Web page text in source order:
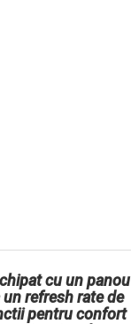
cu un panou
refresh rate de
pentru confort